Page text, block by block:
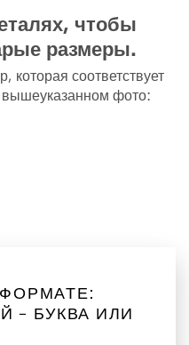
чтобы
размеры.
которая соответствует
вышеуказанном фото:
– БУКВА ИЛИ